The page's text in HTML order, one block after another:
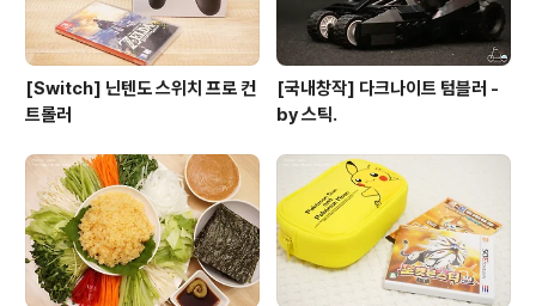
[Switch] 닌텐도 스위치 프로 컨
트롤러
[국내창작] 다크나이트 텀블러 -
by 스틱.